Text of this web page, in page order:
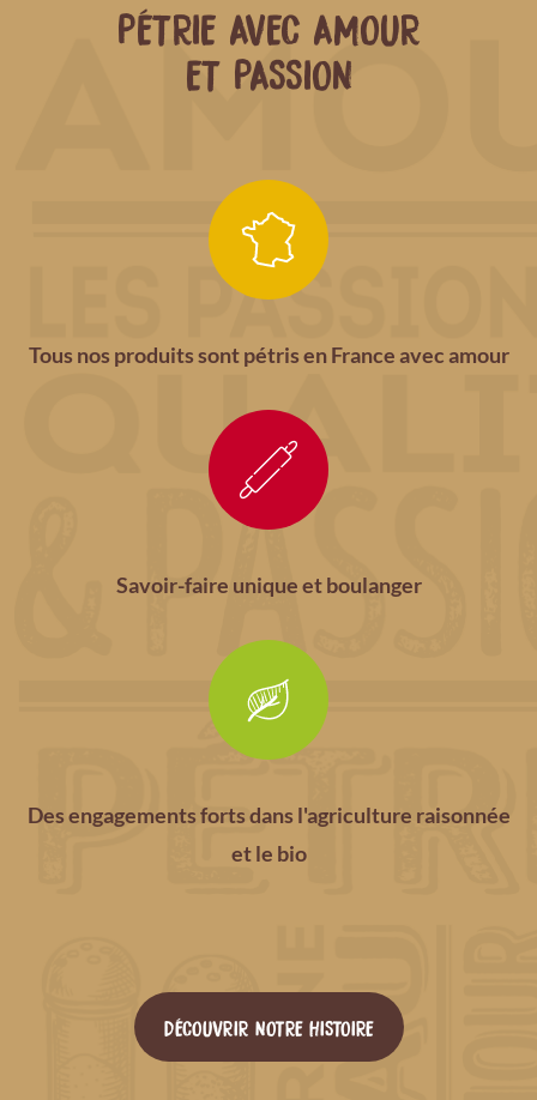
PÉTRIE AVEC AMOUR
ET PASSION
Tous nos produits sont pétris en France avec amour
Savoir-faire unique et boulanger
Des engagements forts dans l'agriculture raisonnée
et le bio
DÉCOUVRIR NOTRE HISTOIRE